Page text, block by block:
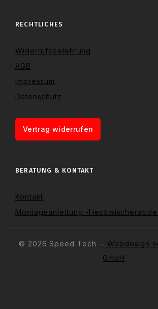
RECHTLICHES
Widerrufsbelehrung
AGB
Impressum
Datenschutz
Vertrag widerrufen
BERATUNG & KONTAKT
Kontakt
Montageanleitung -
© 2026 Speed Tech - Webdesign
GmbH